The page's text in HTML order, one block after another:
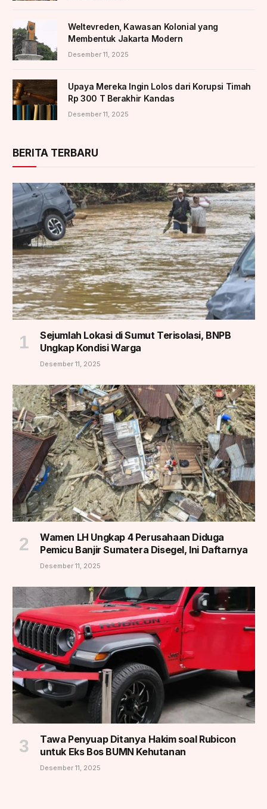
Weltevreden, Kawasan Kolonial yang
Membentuk Jakarta Modern
Desember 11, 2025
Upaya Mereka Ingin Lolos dari Korupsi Timah
Rp 300 T Berakhir Kandas
Desember 11, 2025
BERITA TERBARU
Sejumlah Lokasi di Sumut Terisolasi, BNPB
Ungkap Kondisi Warga
Desember 11, 2025
Wamen LH Ungkap 4 Perusahaan Diduga
Pemicu Banjir Sumatera Disegel, Ini Daftarnya
Desember 11, 2025
Tawa Penyuap Ditanya Hakim soal Rubicon
untuk Eks Bos BUMN Kehutanan
Desember 11, 2025